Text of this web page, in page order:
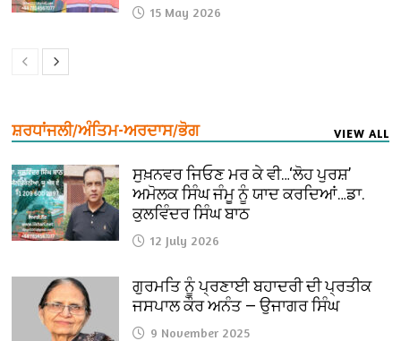
15 May 2026
ਸ਼ਰਧਾਂਜਲੀ/ਅੰਤਿਮ-ਅਰਦਾਸ/ਭੋਗ VIEW ALL
ਸੁਖ਼ਨਵਰ ਜਿਓਣ ਮਰ ਕੇ ਵੀ…‘ਲੋਹ ਪੁਰਸ਼’
ਅਮੋਲਕ ਸਿੰਘ ਜੰਮੂ ਨੂੰ ਯਾਦ ਕਰਦਿਆਂ…ਡਾ.
ਕੁਲਵਿੰਦਰ ਸਿੰਘ ਬਾਠ
12 July 2026
ਗੁਰਮਤਿ ਨੂੰ ਪ੍ਰਣਾਈ ਬਹਾਦਰੀ ਦੀ ਪ੍ਰਤੀਕ
ਜਸਪਾਲ ਕੌਰ ਅਨੰਤ — ਉਜਾਗਰ ਸਿੰਘ
9 November 2025